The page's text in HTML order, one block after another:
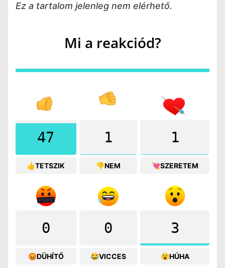
Ez a tartalom jelenleg nem elérhető.
Mi a reakciód?
47
👍TETSZIK
1
👎NEM
1
💘SZERETEM
0
😡DÜHÍTŐ
0
😂VICCES
3
😮HÚHA